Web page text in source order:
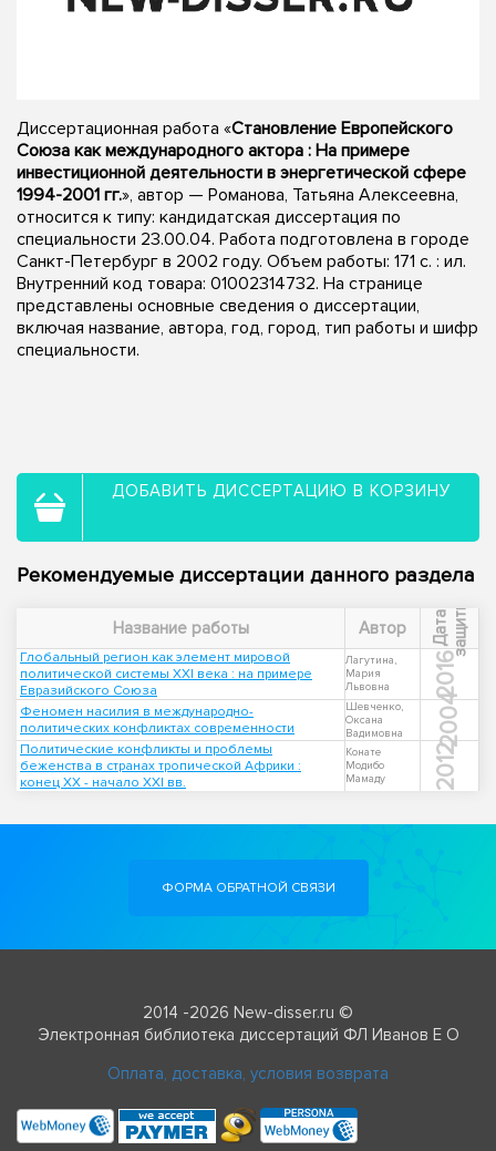
Диссертационная работа «Становление Европейского
Союза как международного актора : На примере
инвестиционной деятельности в энергетической сфере
1994-2001 гг.», автор — Романова, Татьяна Алексеевна,
относится к типу: кандидатская диссертация по
специальности 23.00.04. Работа подготовлена в городе
Санкт-Петербург в 2002 году. Объем работы: 171 с. : ил.
Внутренний код товара: 01002314732. На странице
представлены основные сведения о диссертации,
включая название, автора, год, город, тип работы и шифр
специальности.
ДОБАВИТЬ ДИССЕРТАЦИЮ В КОРЗИНУ
Рекомендуемые диссертации данного раздела
Название работы Автор Д
а
т
а
з
а
щ
и
т ы
Глобальный регион как элемент мировой
политической системы XXI века : на примере
Евразийского Союза
Лагутина,
Мария
Львовна
2016
Феномен насилия в международно-
политических конфликтах современности
Шевченко,
Оксана
Вадимовна
2004
Политические конфликты и проблемы
беженства в странах тропической Африки :
конец XX - начало XXI вв.
Конате
Модибо
Мамаду
2012
ФОРМА ОБРАТНОЙ СВЯЗИ
2014 -2026 New-disser.ru ©
Электронная библиотека диссертаций ФЛ Иванов Е О
Оплата, доставка, условия возврата